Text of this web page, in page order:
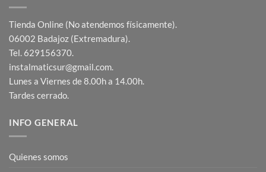
Tienda Online (No atendemos físicamente).
06002 Badajoz (Extremadura).
Tel. 629156370.
instalmaticsur@gmail.com.
Lunes a Viernes de 8.00h a 14.00h.
Tardes cerrado.
INFO GENERAL
Quienes somos